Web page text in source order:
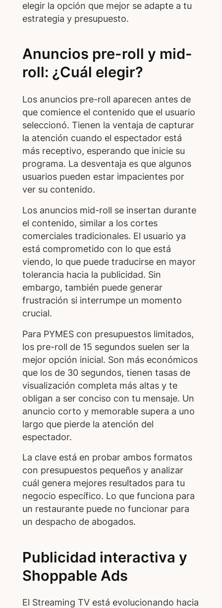
elegir la opción que mejor se adapte a tu
estrategia y presupuesto.
Anuncios pre-roll y mid-
roll: ¿Cuál elegir?
Los anuncios pre-roll aparecen antes de
que comience el contenido que el usuario
seleccionó. Tienen la ventaja de capturar
la atención cuando el espectador está
más receptivo, esperando que inicie su
programa. La desventaja es que algunos
usuarios pueden estar impacientes por
ver su contenido.
Los anuncios mid-roll se insertan durante
el contenido, similar a los cortes
comerciales tradicionales. El usuario ya
está comprometido con lo que está
viendo, lo que puede traducirse en mayor
tolerancia hacia la publicidad. Sin
embargo, también puede generar
frustración si interrumpe un momento
crucial.
Para PYMES con presupuestos limitados,
los pre-roll de 15 segundos suelen ser la
mejor opción inicial. Son más económicos
que los de 30 segundos, tienen tasas de
visualización completa más altas y te
obligan a ser conciso con tu mensaje. Un
anuncio corto y memorable supera a uno
largo que pierde la atención del
espectador.
La clave está en probar ambos formatos
con presupuestos pequeños y analizar
cuál genera mejores resultados para tu
negocio específico. Lo que funciona para
un restaurante puede no funcionar para
un despacho de abogados.
Publicidad interactiva y
Shoppable Ads
El Streaming TV está evolucionando hacia